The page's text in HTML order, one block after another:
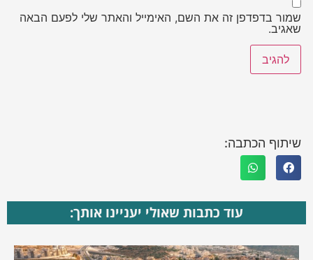
שמור בדפדפן זה את השם, האימייל והאתר שלי לפעם הבאה
שאגיב.
שיתוף הכתבה:
עוד כתבות שאולי יעניינו אותך: